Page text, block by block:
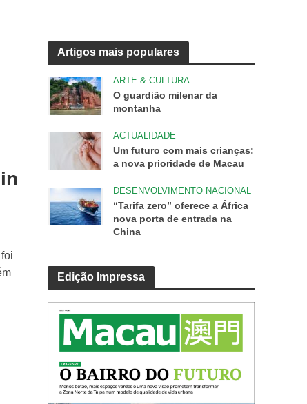
Artigos mais populares
ARTE & CULTURA
O guardião milenar da
montanha
ACTUALIDADE
Um futuro com mais crianças:
a nova prioridade de Macau
DESENVOLVIMENTO NACIONAL
“Tarifa zero” oferece a África
nova porta de entrada na
China
Edição Impressa